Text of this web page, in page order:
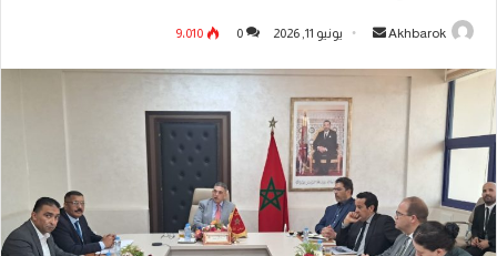
Akhbarok
أرسل يونيو 11, 2026 0 9٬010